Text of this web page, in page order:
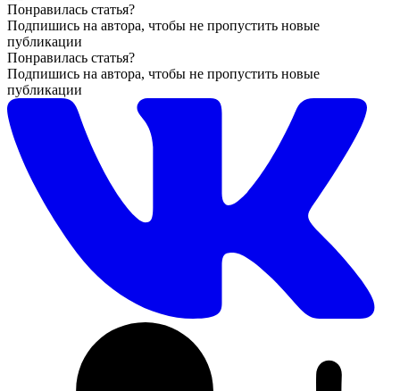
Понравилась статья?
Подпишись на автора, чтобы не пропустить новые
публикации
Понравилась статья?
Подпишись на автора, чтобы не пропустить новые
публикации